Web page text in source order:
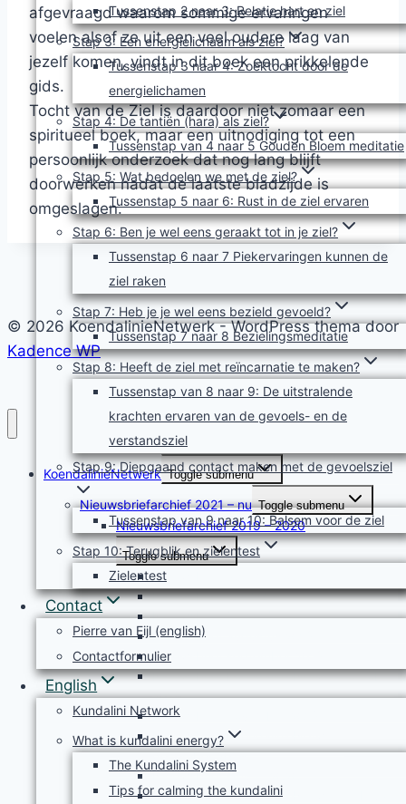
Tussenstap 2 naar 3: Relatie hart en ziel
Stap 3: Een energielichaam als ziel?
Tussenstap 3 naar 4: Zoektocht door de
energielichamen
Stap 4: De tantiën (hara) als ziel?
Tussenstap van 4 naar 5 Gouden Bloem meditatie
Stap 5: Wat bedoelen we met de ziel?
Tussenstap 5 naar 6: Rust in de ziel ervaren
Stap 6: Ben je wel eens geraakt tot in je ziel?
Tussenstap 6 naar 7 Piekervaringen kunnen de
ziel raken
Stap 7: Heb je je wel eens bezield gevoeld?
Tussenstap 7 naar 8 Bezielingsmeditatie
Stap 8: Heeft de ziel met reïncarnatie te maken?
Tussenstap van 8 naar 9: De uitstralende
krachten ervaren van de gevoels- en de
verstandsziel
Stap 9: Diepgaand contact maken met de gevoelsziel
Tussenstap van 9 naar 10: Balsem voor de ziel
Stap 10: Terugblik en zielentest
Zielentest
Contact
Pierre van Eijl (english)
Contactformulier
English
Kundalini Network
What is kundalini energy?
The Kundalini System
Tips for calming the kundalini
afgevraagd waarom sommige ervaringen
voelen alsof ze uit een veel oudere laag van
jezelf komen, vindt in dit boek een prikkelende
gids.
Tocht van de Ziel is daardoor niet zomaar een
spiritueel boek, maar een uitnodiging tot een
persoonlijk onderzoek dat nog lang blijft
doorwerken nadat de laatste bladzijde is
omgeslagen.
© 2026 KoendalinieNetwerk - WordPress thema door
Kadence WP
KoendalinieNetwerk Toggle submenu
Nieuwsbriefarchief 2021 – nu Toggle submenu
Nieuwsbriefarchief 2019 – 2020
Toggle submenu
Nieuwsbrief april mei 2019
Nieuwsbrief juni 2019
Nieuwsbrief juli 2019
Nieuwsbrief augustus 2019
Nieuwsbrief september 2019
Nieuwsbrief KoendalinieNetwerk oktober
2019
Nieuwsbrief november 2019
Nieuwsbrief KoendalinieNetwerk
december 2019
Nieuwsbrief januari 2020
Nieuwsbrief KoendalinieNetwerk februari